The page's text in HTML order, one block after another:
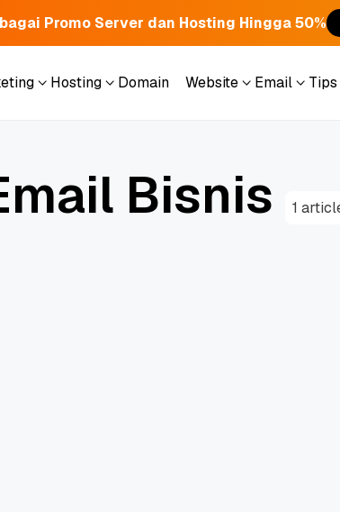
Promo Server dan Hosting Hingga 50%
Hosting
Domain
Website
Email
Tips
mail Bisnis 1